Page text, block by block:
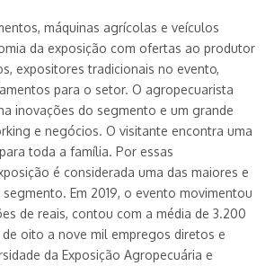
máquinas agrícolas e veículos
da exposição com ofertas ao produtor
expositores tradicionais no evento,
para o setor. O agropecuarista
inovações do segmento e um grande
e negócios. O visitante encontra uma
toda a família. Por essas
é considerada uma das maiores e
Em 2019, o evento movimentou
de reais, contou com a média de 3.200
oito a nove mil empregos diretos e
da Exposição Agropecuária e